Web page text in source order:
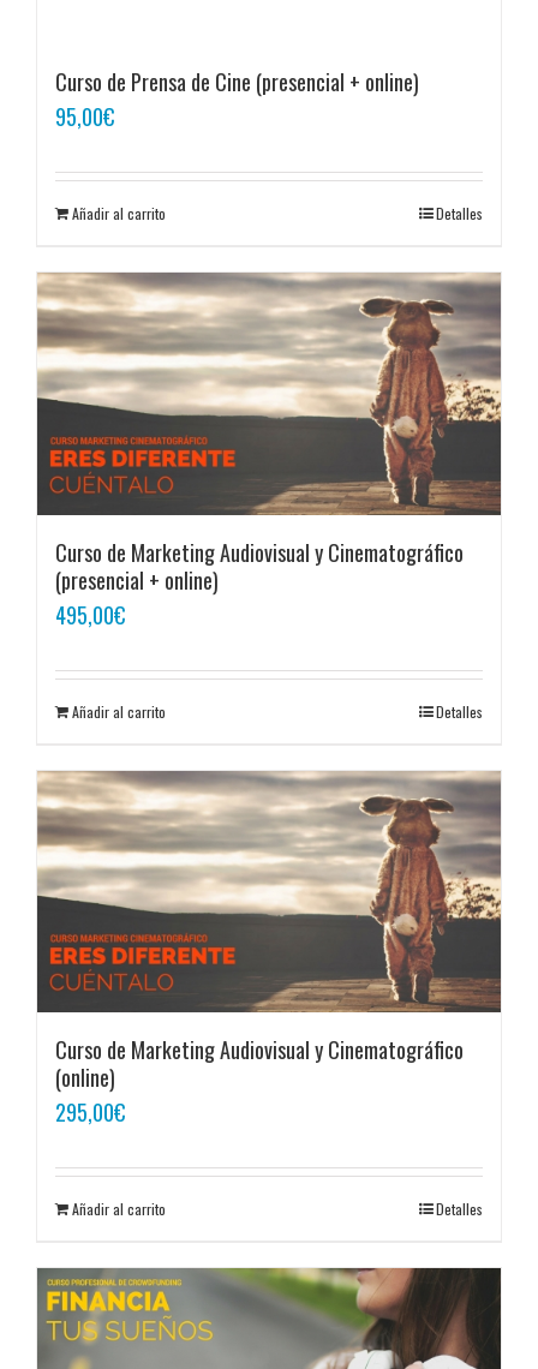
Curso de Prensa de Cine (presencial + online)
95,00€
Añadir al carrito Detalles
Curso de Marketing Audiovisual y Cinematográfico
(presencial + online)
495,00€
Añadir al carrito Detalles
Curso de Marketing Audiovisual y Cinematográfico
(online)
295,00€
Añadir al carrito Detalles